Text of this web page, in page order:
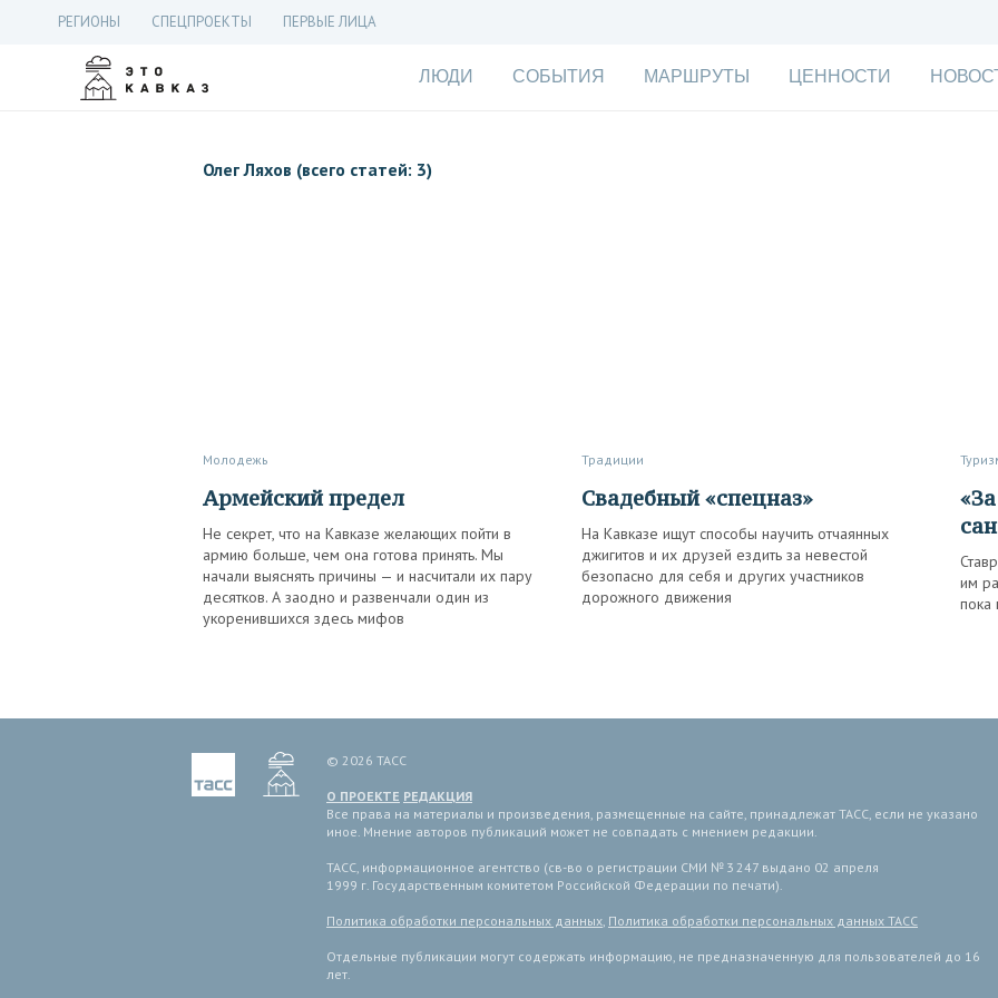
РЕГИОНЫ СПЕЦПРОЕКТЫ ПЕРВЫЕ ЛИЦА
ЛЮДИ СОБЫТИЯ МАРШРУТЫ ЦЕННОСТИ
Олег Ляхов (всего статей: 3)
Молодежь
Армейский предел
Не секрет, что на Кавказе желающих пойти в
армию больше, чем она готова принять. Мы
начали выяснять причины — и насчитали их пару
десятков. А заодно и развенчали один из
укоренившихся здесь мифов
Традиции
Свадебный «спецназ»
На Кавказе ищут способы научить отчаянных
джигитов и их друзей ездить за невестой
безопасно для себя и других участников
дорожного движения
«За здоровье!» Кавказские
им
пока
© 2026 ТАСС
О ПРОЕКТЕ РЕДАКЦИЯ
Все права на материалы и произведения, размещенные на сайте, принадлежат ТАСС, если не указано
иное. Мнение авторов публикаций может не совпадать с мнением редакции.
ТАСС, информационное агентство (св-во о регистрации СМИ № 3 247 выдано 02 апреля
1999 г. Государственным комитетом Российской Федерации по печати).
Политика обработки персональных данных Политика обработки персональных данных ТАСС
Отдельные публикации могут содержать информацию, не предназначенную для пользователей до 16
лет.